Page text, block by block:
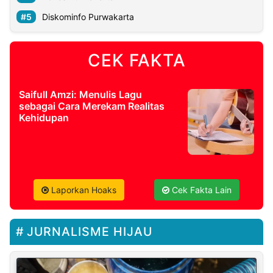
Diskominfo Purwakarta
CEK FAKTA
Saifull Amzi: Menulis Lagu
sebagai Cara Merekam Realitas
Kehidupan
Laporkan Hoaks Cek Fakta Lain
JURNALISME HIJAU